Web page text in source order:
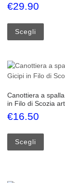
€29.90
Scegli
Canottiera a
in Filo di Scozia
€16.50
Scegli